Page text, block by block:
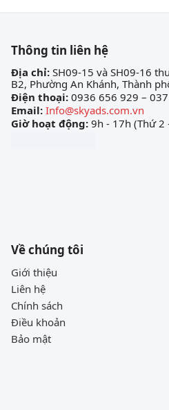
Thông tin liên hệ
Địa chỉ: SH09-15 và SH09-16
B2, Phường An Khánh, Thành
Điện thoại: 0936 656 929 –
Email: Info@skyads.com.vn
Giờ hoạt động: 9h - 17h (Thứ 2
Về chúng tôi
Giới thiệu
Liên hệ
Chính sách
Điều khoản
Bảo mật